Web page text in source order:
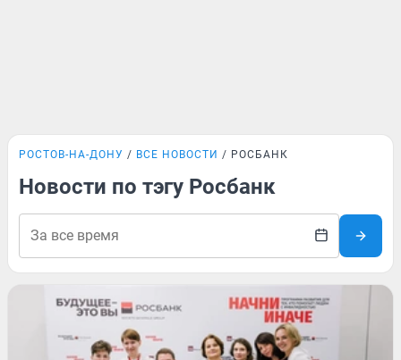
РОСТОВ-НА-ДОНУ ВСЕ НОВОСТИ РОСБАНК
Новости по тэгу Росбанк